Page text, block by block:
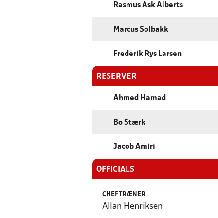
Rasmus Ask Alberts
Marcus Solbakk
Frederik Rys Larsen
RESERVER
Ahmed Hamad
Bo Stærk
Jacob Amiri
OFFICIALS
CHEFTRÆNER
Allan Henriksen